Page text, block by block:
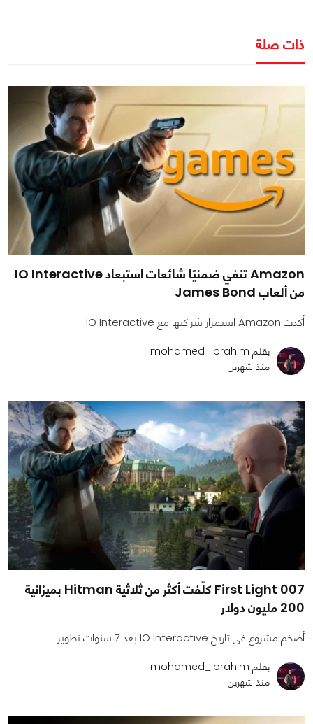
ذات صلة
Amazon تنفي ضمنيًا شائعات استبعاد IO Interactive
من ألعاب James Bond
أكدت Amazon استمرار شراكتها مع IO Interactive
بقلم mohamed_ibrahim
منذ شهرين
007 First Light كلّفت أكثر من ثلاثية Hitman بميزانية
200 مليون دولار
أضخم مشروع في تاريخ IO Interactive بعد 7 سنوات تطوير
بقلم mohamed_ibrahim
منذ شهرين